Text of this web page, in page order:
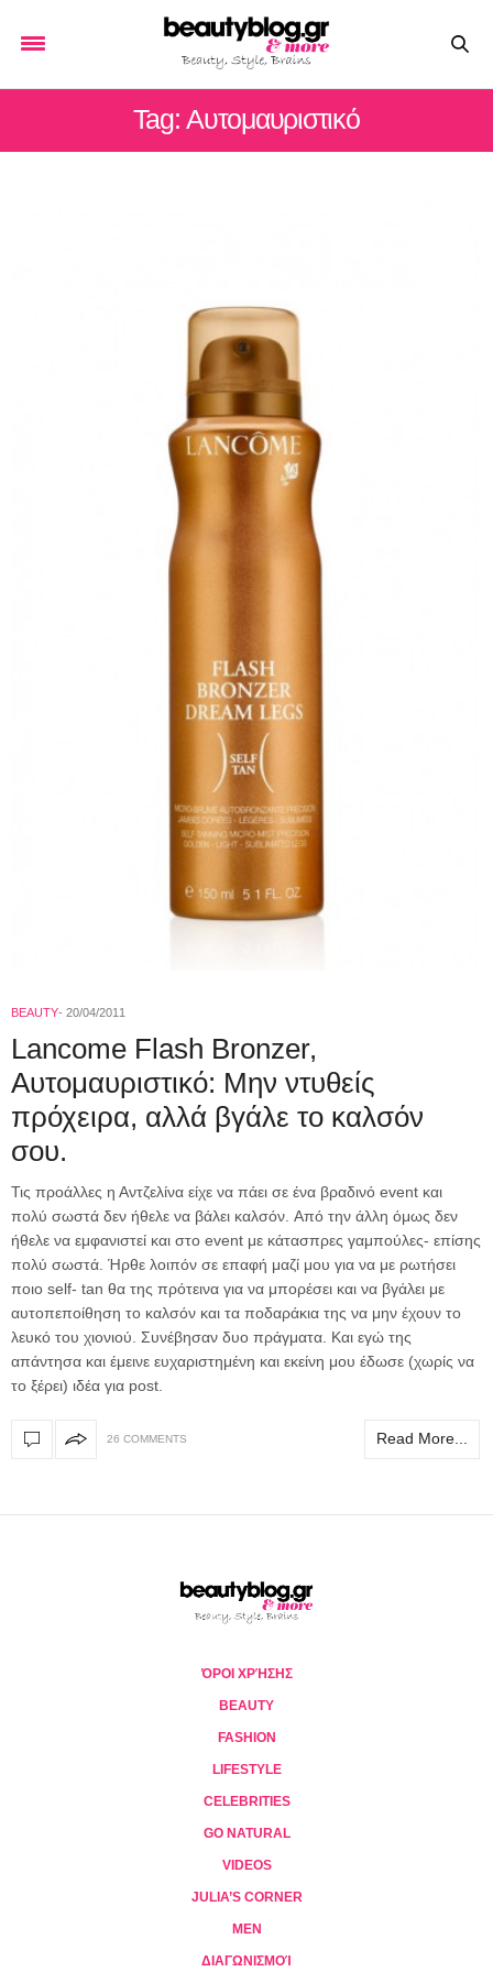
Tag: Αυτομαυριστικό
BEAUTY 20/04/2011
Lancome Flash Bronzer,
Αυτομαυριστικό: Μην ντυθείς
πρόχειρα, αλλά βγάλε το καλσόν
σου.
Τις προάλλες η Αντζελίνα είχε να πάει σε ένα βραδινό event και
πολύ σωστά δεν ήθελε να βάλει καλσόν. Aπό την άλλη όμως δεν
ήθελε να εμφανιστεί και στο event με κάτασπρες γαμπούλες- επίσης
πολύ σωστά. Ήρθε λοιπόν σε επαφή μαζί μου για να με ρωτήσει
ποιο self- tan θα της πρότεινα για να μπορέσει και να βγάλει με
αυτοπεποίθηση το καλσόν και τα ποδαράκια της να μην έχουν το
λευκό του χιονιού. Συνέβησαν δυο πράγματα. Και εγώ της
απάντησα και έμεινε ευχαριστημένη και εκείνη μου έδωσε (χωρίς να
το ξέρει) ιδέα για post.
26 COMMENTS Read More...
ΌΡΟΙ ΧΡΉΣΗΣ
BEAUTY
FASHION
LIFESTYLE
CELEBRITIES
GO NATURAL
VIDEOS
JULIA’S CORNER
MEN
ΔΙΑΓΩΝΙΣΜΟΊ